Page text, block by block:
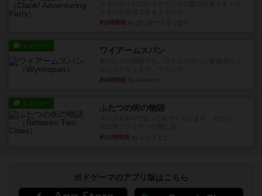
約5時間前
レビュー ワイアームスパン
約6時間前
レビュー ふたつの街の物語
約10時間前
ボドゲーマのアプリ版はこちら